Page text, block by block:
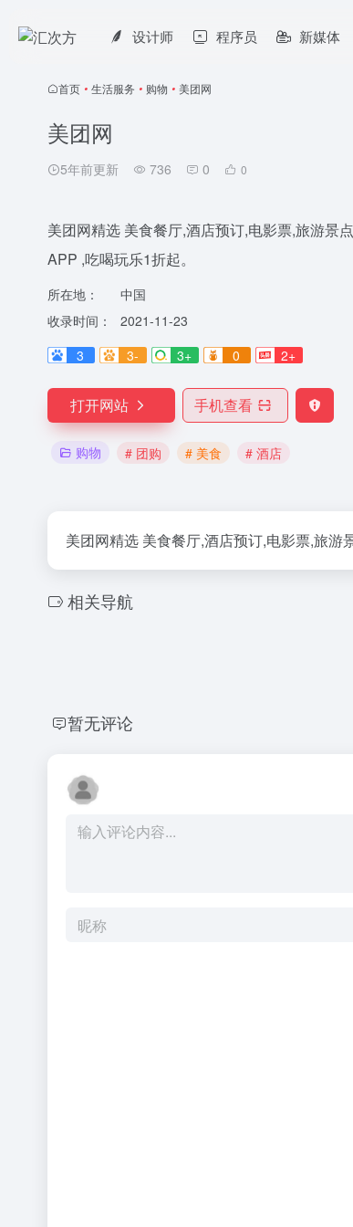
设计师 程序员 新媒体
首页 • 生活服务 • 购物 • 美团网
美团网
5年前更新 736 0 0
美团网精选 美食餐厅,酒店预订,电影票,旅游景
APP ,吃喝玩乐1折起。
所在地：
中国
收录时间：
2021-11-23
3
3- 3+ 0 2+
打开网站 手机查看
购物 # 团购 # 美食 # 酒店
美团网精选 美食餐厅,酒店预订,电影票,旅
相关导航
暂无评论